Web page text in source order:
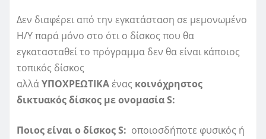
Δεν διαφέρει από την εγκατάσταση σε μεμονωμένο
Η/Υ παρά μόνο στο ότι ο δίσκος που θα
εγκατασταθεί το πρόγραμμα δεν θα είναι κάποιος
τοπικός δίσκος
αλλάΥΠΟΧΡΕΩΤΙΚΑένας κοινόχρηστος
δικτυακός δίσκος με ονομασίαS:
Ποιος είναι ο δίσκοςS: οποιοσδήποτε φυσικός ή